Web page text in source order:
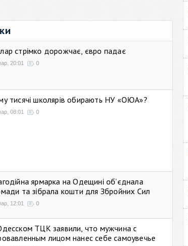
стрімко дорожчає, євро падає
20:01 0
тисячі школярів обирають НУ «ОЮА»?
08:01 0
ярмарка на Одещині об’єднала
та зібрала кошти для Збройних Сил
12:01 0
ТЦК заявили, что мужчина с
лицом нанес себе самоувечье